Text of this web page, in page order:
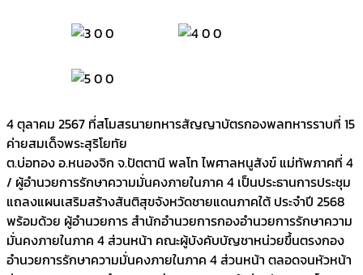
4 ตุลาคม 2567 ที่สโมสรนายทหารสัญญาบัตรกองพลทหารราบที่ 15
ค่ายสมเด็จพระสุริโยทัย
ต.บ่อทอง อ.หนองจิก จ.ปัตตานี พลโท ไพศาลหนูสังข์ แม่ทัพภาคที่ 4
/ ผู้อำนวยการรักษาความมั่นคงภายในภาค 4 เป็นประธานการประชุม
แถลงแผนเสริมสร้างสันติสุขจังหวัดชายแดนภาคใต้ ประจำปี 2568
พร้อมด้วย ผู้อำนวยการ สำนักอำนวยการกองอำนวยการรักษาความ
มั่นคงภายในภาค 4 ส่วนหน้า คณะผู้บังคับบัญชาหน่วยขึ้นตรงกอง
อำนวยการรักษาความมั่นคงภายในภาค 4 ส่วนหน้า ตลอดจนหัวหน้า